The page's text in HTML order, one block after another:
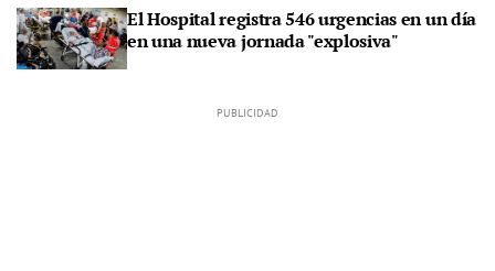
El Hospital registra 546 urgencias en un día
en una nueva jornada "explosiva"